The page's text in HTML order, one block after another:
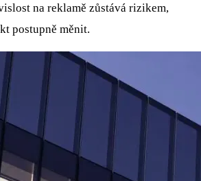
na reklamě zůstává rizikem,
postupně měnit.